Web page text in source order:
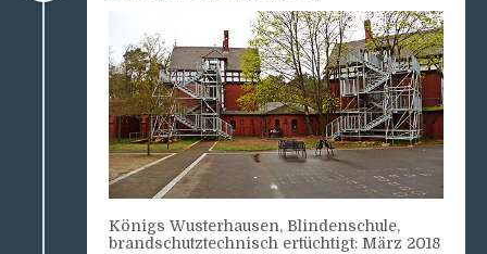
Königs Wusterhausen, Blindenschule,
brandschutztechnisch ertüchtigt: März 2018